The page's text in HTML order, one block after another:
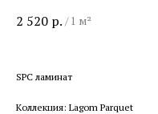
2 520 р. / 1 м²
SPC ламинат
Коллекция: Lagom Parquet